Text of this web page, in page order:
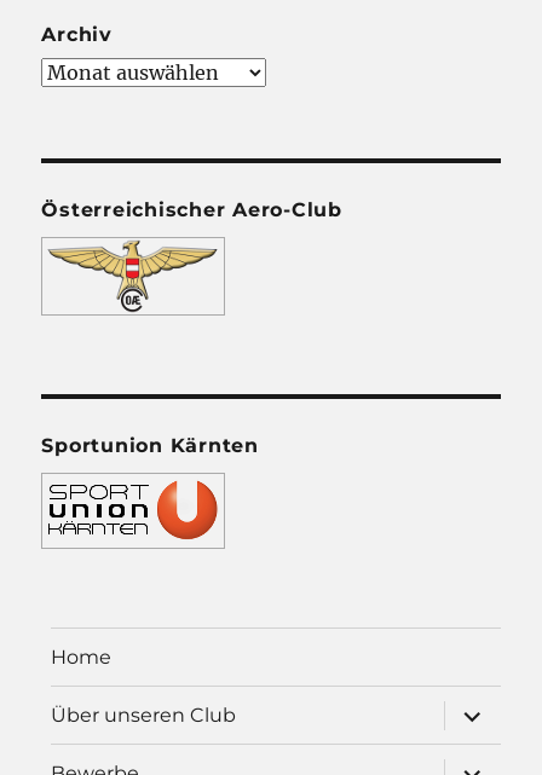
Archiv
Archiv
Österreichischer Aero-Club
Sportunion Kärnten
Home
Über unseren Club
öffnen